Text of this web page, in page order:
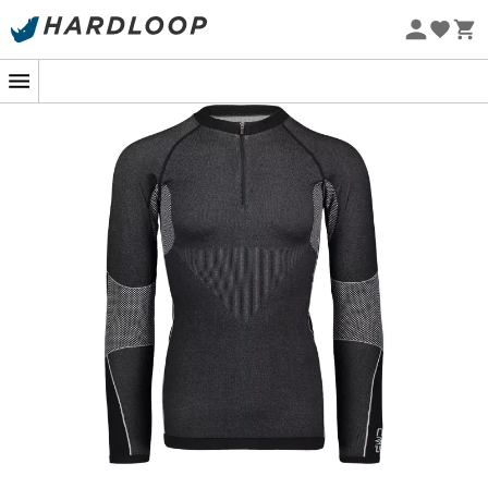
Promos d'été 🔥 -5 % EXTRA dès 2 produits* code Summer5
-5% Extra - Code Summer5